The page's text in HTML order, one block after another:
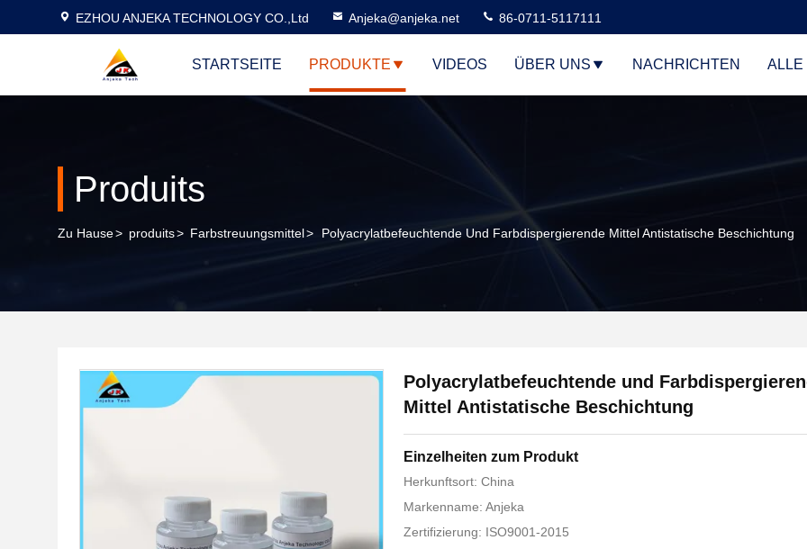
EZHOU ANJEKA TECHNOLOGY CO.,Ltd Anjeka@anjeka.net 86-0711-5117111
STARTSEITE PRODUKTE VIDEOS ÜBER UNS NACHRICHTEN ALLE
Produits
Zu Hause> produits> Farbstreuungsmittel> Polyacrylatbefeuchtende Und Farbdispergierende Mittel Antistatische Beschichtung
Polyacrylatbefeuchtende und
Mittel Antistatische Beschichtung
Einzelheiten zum Produkt
Herkunftsort: China
Markenname: Anjeka
Zertifizierung: ISO9001-2015